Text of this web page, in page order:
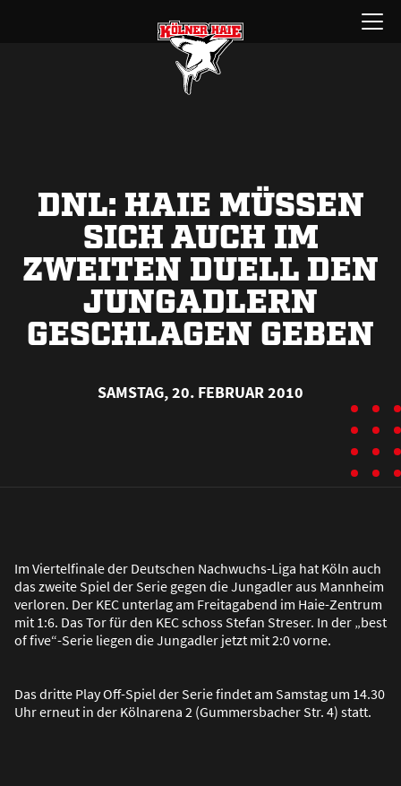
Menü
öffnen
DNL: HAIE MÜSSEN
SICH AUCH IM
ZWEITEN DUELL DEN
JUNGADLERN
GESCHLAGEN GEBEN
SAMSTAG, 20. FEBRUAR 2010
Im Viertelfinale der Deutschen Nachwuchs-Liga hat Köln auch
das zweite Spiel der Serie gegen die Jungadler aus Mannheim
verloren. Der KEC unterlag am Freitagabend im Haie-Zentrum
mit 1:6. Das Tor für den KEC schoss Stefan Streser. In der „best
of five“-Serie liegen die Jungadler jetzt mit 2:0 vorne.
Das dritte Play Off-Spiel der Serie findet am Samstag um 14.30
Uhr erneut in der Kölnarena 2 (Gummersbacher Str. 4) statt.